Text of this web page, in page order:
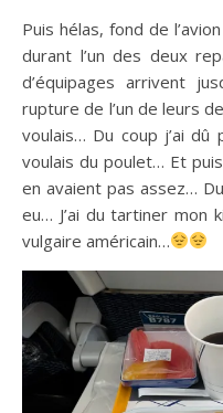
Puis hélas, fond de
durant l’un des deux
d’équipages arrivent
rupture de l’un de leurs
voulais… Du coup j’ai
voulais du poulet… Et
en avaient pas assez…
eu… J’ai du tartiner mon
vulgaire américain…